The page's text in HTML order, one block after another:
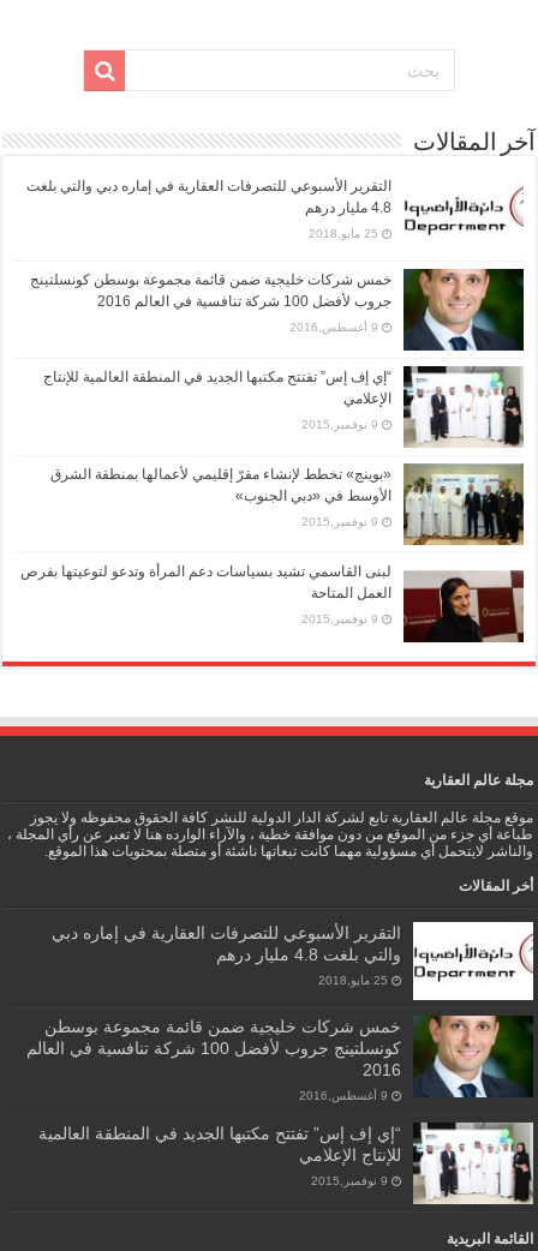
آخر المقالات
التقرير الأسبوعي للتصرفات العقارية في إماره دبي والتي بلغت
4.8 مليار درهم
25 مايو,2018
خمس شركات خليجية ضمن قائمة مجموعة بوسطن كونسلتينج
جروب لأفضل 100 شركة تنافسية في العالم 2016
9 أغسطس,2016
“إي إف إس” تفتتح مكتبها الجديد في المنطقة العالمية للإنتاج
الإعلامي
9 نوفمبر,2015
«بوينج» تخطط لإنشاء مقرّ إقليمي لأعمالها بمنطقة الشرق
الأوسط في «دبي الجنوب»
9 نوفمبر,2015
لبنى القاسمي تشيد بسياسات دعم المرأة وتدعو لتوعيتها بفرص
العمل المتاحة
9 نوفمبر,2015
مجلة عالم العقارية
موقع مجلة عالم العقارية تابع لشركة الدار الدولية للنشر كافة الحقوق محفوظه ولا يجوز
طباعة أي جزء من الموقع من دون موافقة خطية ، والآراء الوارده هنا لا تعبر عن رأي المجلة ،
والناشر لايتحمل أي مسؤولية مهما كانت تبعاتها ناشئة أو متصلة بمحتويات هذا الموقع.
أخر المقالات
التقرير الأسبوعي للتصرفات العقارية في إماره دبي
والتي بلغت 4.8 مليار درهم
25 مايو,2018
خمس شركات خليجية ضمن قائمة مجموعة بوسطن
كونسلتينج جروب لأفضل 100 شركة تنافسية في العالم
2016
9 أغسطس,2016
“إي إف إس” تفتتح مكتبها الجديد في المنطقة العالمية
للإنتاج الإعلامي
9 نوفمبر,2015
القائمة البريدية